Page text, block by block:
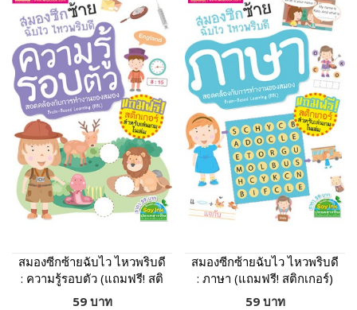
สมองซีกซ้ายฉับไว ไหวพริบดี
: ความรู้รอบตัว (แถมฟรี! สติ
กเกอร์)
59 บาท
สมองซีกซ้ายฉับไว ไหวพริบดี
: ภาษา (แถมฟรี! สติกเกอร์)
59 บาท